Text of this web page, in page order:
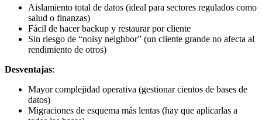
Aislamiento total de datos (ideal para sectores regulados como
salud o finanzas)
Fácil de hacer backup y restaurar por cliente
Sin riesgo de “noisy neighbor” (un cliente grande no afecta al
rendimiento de otros)
Desventajas:
Mayor complejidad operativa (gestionar cientos de bases de
datos)
Migraciones de esquema más lentas (hay que aplicarlas a